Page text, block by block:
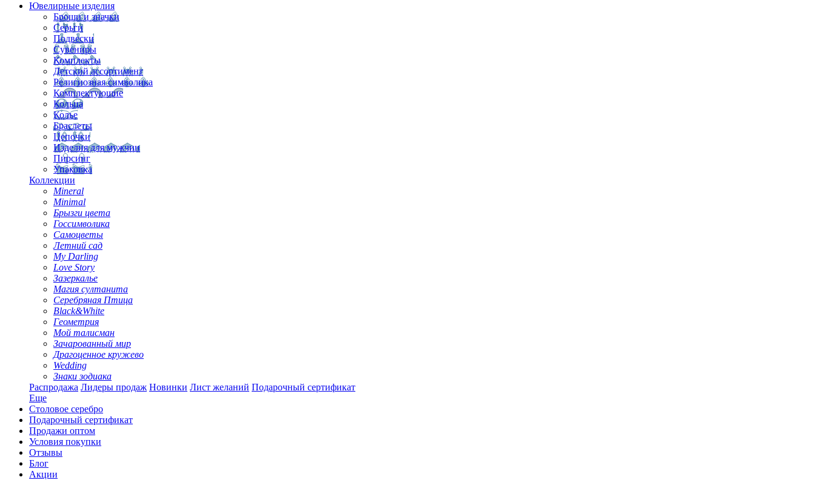
Ювелирные изделия
Броши и значки
Серьги
Подвески
Сувениры
Комплекты
Детский ассортимент
Религиозная символика
Комплектующие
Кольца
Колье
Браслеты
Цепочки
Изделия для мужчин
Пирсинг
Упаковка
Коллекции
Mineral
Minimal
Брызги цвета
Госсимволика
Самоцветы
Летний сад
My Darling
Love Story
Зазеркалье
Магия султанита
Серебряная Птица
Black&White
Геометрия
Мой талисман
Зачарованный мир
Драгоценное кружево
Wedding
Знаки зодиака
Распродажа Лидеры продаж Новинки Лист желаний Подарочный сертификат
Еще
Столовое серебро
Подарочный сертификат
Продажи оптом
Условия покупки
Отзывы
Блог
Акции